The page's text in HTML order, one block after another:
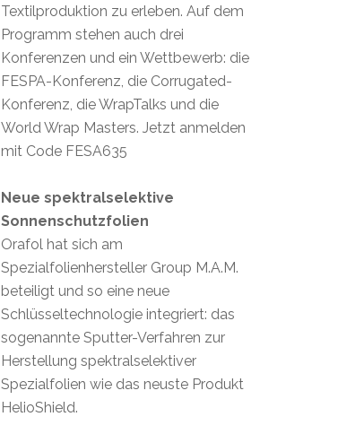
Textilproduktion zu erleben. Auf dem
Programm stehen auch drei
Konferenzen und ein Wettbewerb: die
FESPA-Konferenz, die Corrugated-
Konferenz, die WrapTalks und die
World Wrap Masters. Jetzt anmelden
mit Code FESA635
Neue spektralselektive
Sonnenschutzfolien
Orafol hat sich am
Spezialfolienhersteller Group M.A.M.
beteiligt und so eine neue
Schlüsseltechnologie integriert: das
sogenannte Sputter-Verfahren zur
Herstellung spektralselektiver
Spezialfolien wie das neuste Produkt
HelioShield.